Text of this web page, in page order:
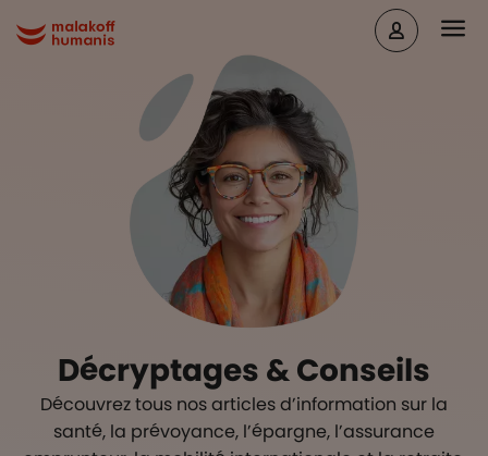
Malakoff Humanis Accueil
Décryptages & Conseils
Découvrez tous nos articles d’information sur la
santé, la prévoyance, l’épargne, l’assurance